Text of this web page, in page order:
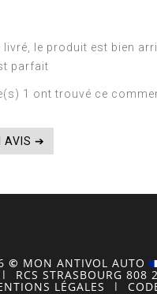
livré, le produit est bien
parfait
1 ont trouvé ce
AVIS ➔
© MON ANTIVOL AUTO
| RCS STRASBOURG 808
LÉGALES |